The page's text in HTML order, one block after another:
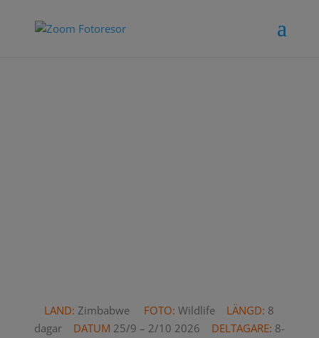
LAND:Zimbabwe FOTO:Wildlife LÄNGD: 8
dagar
DATUM 25/9 – 2/10 2026 DELTAGARE: 8-